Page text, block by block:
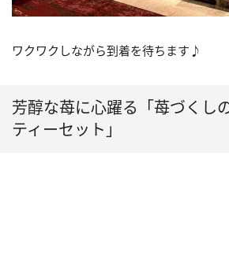
ワクワクしながら到着を待ちます♪
芳醇な苺に心躍る「苺づくし
ティーセット」